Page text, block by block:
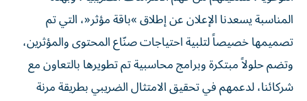
المناسبة يسعدنا الإعلان عن إطلاق ‏»باقة ‏مؤثر«، التي تم
تصميمها خصيصاً لتلبية احتياجات صنّاع المحتوى والمؤثرين،
وتضم حلولاً مبتكرة ‏وبرامج محاسبية تم تطويرها بالتعاون مع
شركائنا، لدعمهم في تحقيق الامتثال الضريبي بطريقة مرنة